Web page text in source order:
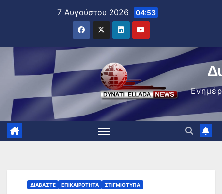
7 Αυγούστου 2026 04:53
ΔΙΑΒΆΣΤΕ ΕΠΙΚΑΙΡΌΤΗΤΑ ΣΤΙΓΜΙΌΤΥΠΑ